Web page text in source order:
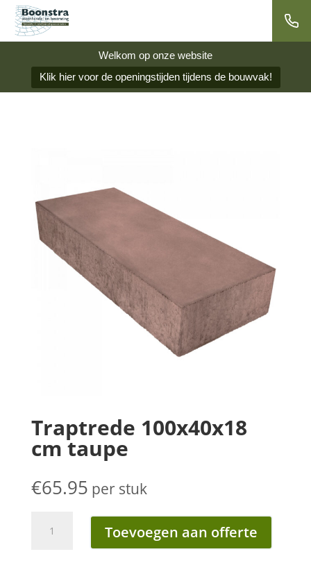
Welkom op onze website
Klik hier voor de openingstijden tijdens de bouwvak!
Traptrede 100x40x18
cm taupe
€65.95 per stuk
100x40x18
Toevoegen aan offerte